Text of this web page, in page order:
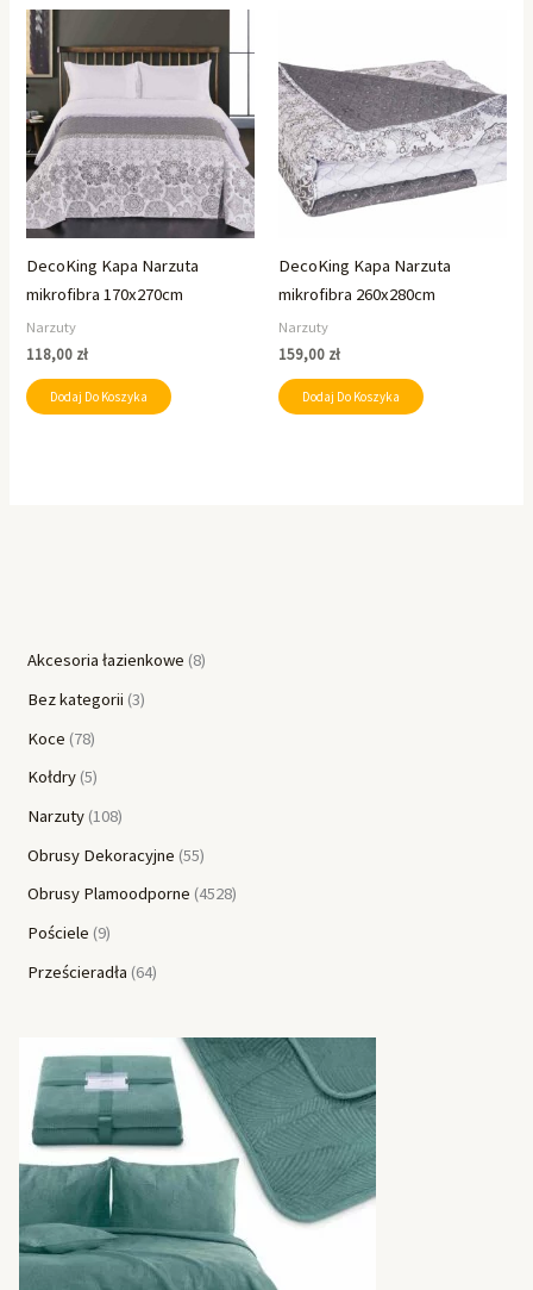
Akcesoria łazienkowe 8
Bez kategorii 3
Koce 78
Kołdry 5
Narzuty 108
Obrusy Dekoracyjne 55
Obrusy Plamoodporne 4528
Pościele 9
Prześcieradła 64
DecoKing Kapa Narzuta
mikrofibra 170x270cm
Narzuty
118,00 zł
Dodaj Do Koszyka
DecoKing Kapa Narzuta
mikrofibra 260x280cm
Narzuty
159,00 zł
Dodaj Do Koszyka